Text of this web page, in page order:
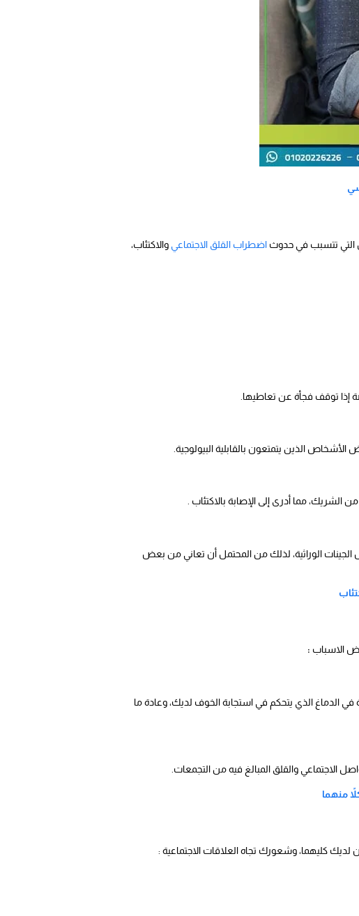
التي تتسبب في حدوث اضطراب القلق الاجتماعي والاكتئاب،
إذا توقف فجأة عن تعاطيها.
الأشخاص الذين يتمتعون بالقابلية البيولوجية.
مما أدرى إلى الإصابة بالاكتئاب .
الجينات الوراثية، لذلك من المحتمل أن تعاني من بعض
الاسباب :
في الدماغ الذي يتحكم في استجابة الخوف لديك، وعادة ما
الاجتماعي والقلق المبالغ فيه من التجمعات.
منهما
لديك كليهما، وشعورك تجاه العلاقات الاجتماعية :